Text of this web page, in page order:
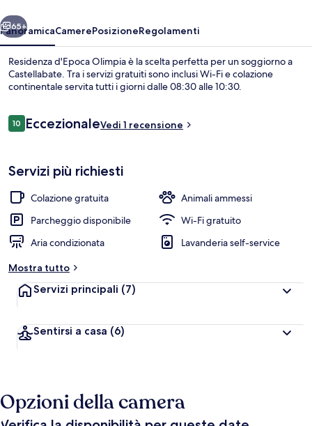
Avanti
65+
PanoramicaCamerePosizioneRegolamenti
Residenza d'Epoca Olimpia è la scelta perfetta per un soggiorno a
Castellabate. Tra i servizi gratuiti sono inclusi Wi-Fi e colazione
continentale servita tutti i giorni dalle 08:30 alle 10:30.
Recensioni
1010 su 10
EccezionaleVedi 1 recensione
Servizi più richiesti
Colazione gratuita
Animali ammessi
Parcheggio disponibile
Wi-Fi gratuito
Aria condizionata
Lavanderia self-service
Mostra tutto
Servizi principali (7)
Sentirsi a casa (6)
Opzioni della camera